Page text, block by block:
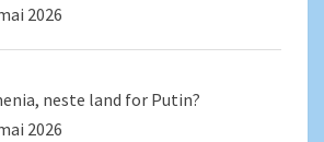
2026
neste land for Putin?
2026